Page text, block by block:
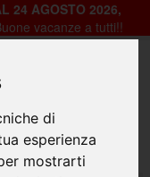
di
esperienza
mostrarti
24 AGOSTO 2026,
vacanze a tutti!!